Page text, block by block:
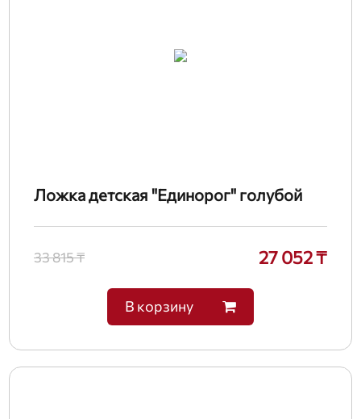
Ложка детская "Единорог" голубой
33 815 ₸ 27 052 ₸
В корзину